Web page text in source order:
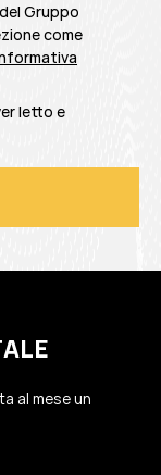
Gruppo
come
letto e
al mese un